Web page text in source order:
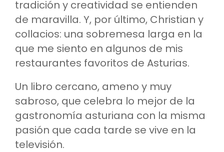
tradición y creatividad se entienden
de maravilla. Y, por último, Christian y
collacios: una sobremesa larga en la
que me siento en algunos de mis
restaurantes favoritos de Asturias.
Un libro cercano, ameno y muy
sabroso, que celebra lo mejor de la
gastronomía asturiana con la misma
pasión que cada tarde se vive en la
televisión.